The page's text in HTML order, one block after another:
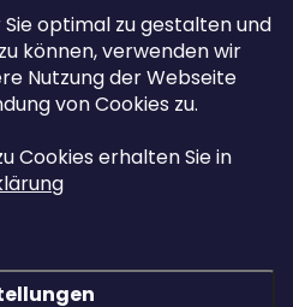
optimal zu gestalten und
können, verwenden wir
Nutzung der Webseite
von Cookies zu.
Cookies erhalten Sie in